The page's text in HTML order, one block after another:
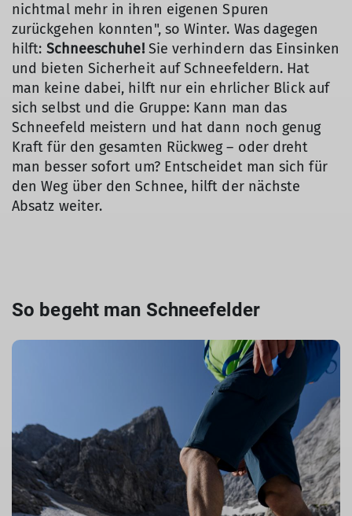
nichtmal mehr in ihren eigenen Spuren
zurückgehen konnten", so Winter. Was dagegen
hilft: Schneeschuhe!Sie verhindern das Einsinken
und bieten Sicherheit auf Schneefeldern. Hat
man keine dabei, hilft nur ein ehrlicher Blick auf
sich selbst und die Gruppe: Kann man das
Schneefeld meistern und hat dann noch genug
Kraft für den gesamten Rückweg – oder dreht
man besser sofort um? Entscheidet man sich für
den Weg über den Schnee, hilft der nächste
Absatz weiter.
So begeht man Schneefelder